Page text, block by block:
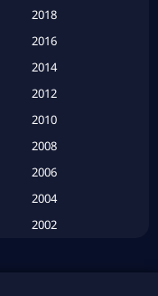
(20)
(16)
2018
2016
2014
2012
2010
2008
2006
2004
2002